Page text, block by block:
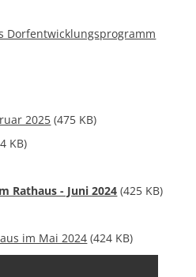
Dorfentwicklungsprogramm
2025 (475 KB)
KB)
Rathaus - Juni 2024 (425 KB)
im Mai 2024 (424 KB)